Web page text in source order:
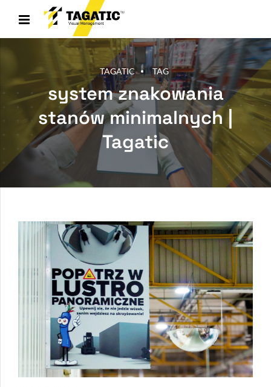
TAGATIC TAG
system znakowania
stanów minimalnych |
Tagatic